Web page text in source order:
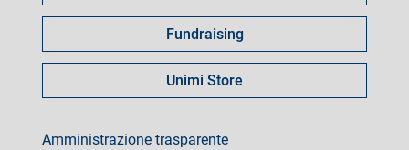
Fundraising
Unimi Store
footer
Amministrazione trasparente